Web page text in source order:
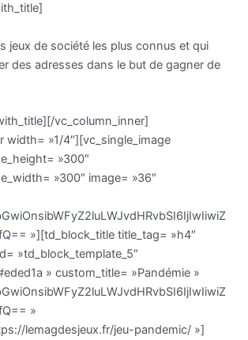
jeux de société les plus connus et qui
des adresses dans le but de gagner de
vc_column_inner]
width= »1/4″][vc_single_image
»300″
»300″ image= »36″
»][td_block_title title_tag= »h4″
»td_block_template_5″
» custom_title= »Pandémie »
»
lemagdesjeux.fr/jeu-pandemic/ »]